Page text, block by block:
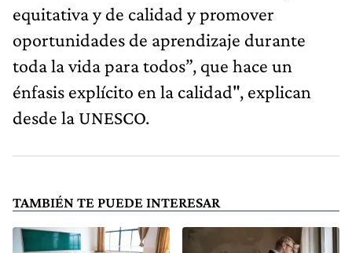
equitativa y de calidad y promover
oportunidades de aprendizaje durante
toda la vida para todos”, que hace un
énfasis explícito en la calidad", explican
desde la UNESCO.
TAMBIÉN TE PUEDE INTERESAR